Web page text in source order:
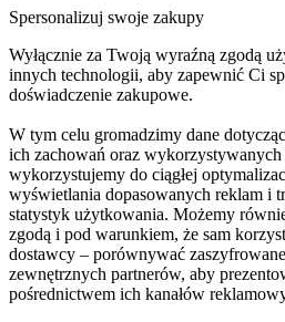
Spersonalizuj swoje zakupy
Wyłącznie za Twoją wyraźną zgodą
innych technologii, aby zapewnić Ci
doświadczenie zakupowe.
W tym celu gromadzimy dane
ich zachowań oraz
wykorzystujemy do ciągłej
wyświetlania dopasowanych reklam i
statystyk użytkowania. Możemy
zgodą i pod warunkiem, że sam
dostawcy – porównywać
zewnętrznych partnerów, aby
pośrednictwem ich kanałów